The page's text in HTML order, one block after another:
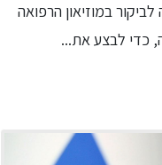
חדרה לביקור במוזיאון הרפואה
כדי לבצע את...